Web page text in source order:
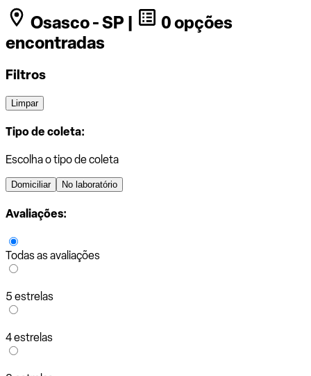
Osasco - SP |
0 opções
encontradas
Filtros
Limpar
Tipo de coleta:
Escolha o tipo de coleta
Domiciliar No laboratório
Avaliações:
Todas as avaliações
5 estrelas
4 estrelas